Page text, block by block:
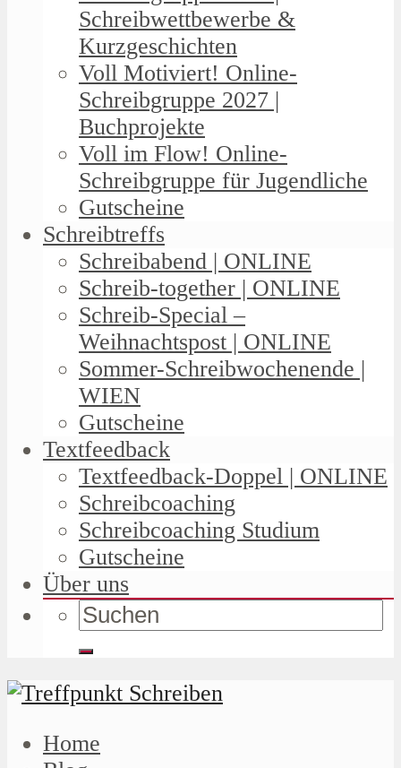
Schreibwettbewerbe &
Kurzgeschichten
Voll Motiviert! Online-
Schreibgruppe 2027 |
Buchprojekte
Voll im Flow! Online-
Schreibgruppe für Jugendliche
Gutscheine
Schreibtreffs
Schreibabend | ONLINE
Schreib-together | ONLINE
Schreib-Special –
Weihnachtspost | ONLINE
Sommer-Schreibwochenende |
WIEN
Gutscheine
Textfeedback
Textfeedback-Doppel | ONLINE
Schreibcoaching
Schreibcoaching Studium
Gutscheine
Über uns
Home